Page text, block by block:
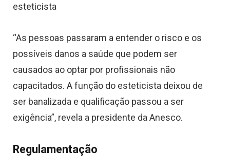
esteticista
“As pessoas passaram a entender o risco e os
possíveis danos a saúde que podem ser
causados ao optar por profissionais não
capacitados. A função do esteticista deixou de
ser banalizada e qualificação passou a ser
exigência”, revela a presidente da Anesco.
Regulamentação